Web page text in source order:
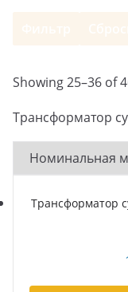
Showing 25–36 of
Трансформатор
Трансформатор